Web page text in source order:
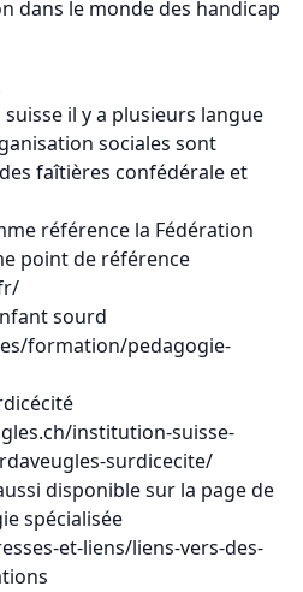
dans le monde des handicap
il y a plusieurs langue
sociales sont
faîtières confédérale et
référence la Fédération
point de référence
sourd
formation/pedagogie-
institution-suisse-
surdicecite/
disponible sur la page de
spécialisée
et-liens/liens-vers-des-